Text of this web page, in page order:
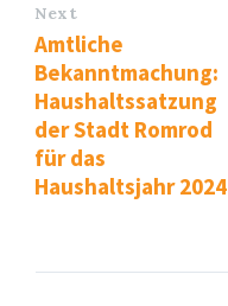
Next
Amtliche
Bekanntmachung:
Haushaltssatzung
der Stadt Romrod
für das
Haushaltsjahr 2024